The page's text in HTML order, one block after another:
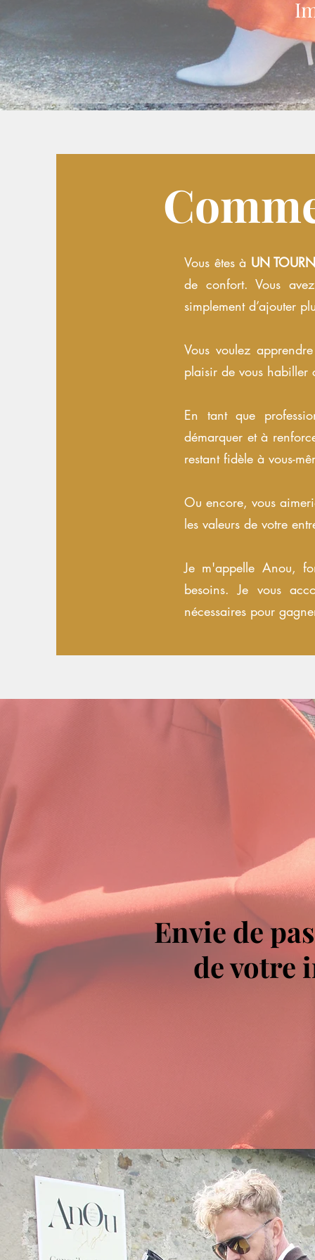
Vous êtes à UN
de confort. Vous
simplement d’ajouter
Vous voulez
plaisir de vous habiller
En tant que
démarquer et à
restant fidèle à vous-
​Ou encore, vous
les valeurs de votre
Je m'appelle Anou,
besoins.Je vous
nécessaires pour
Envie de
de votre